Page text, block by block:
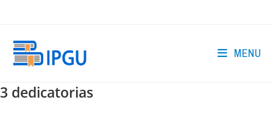
MENU
3 dedicatorias